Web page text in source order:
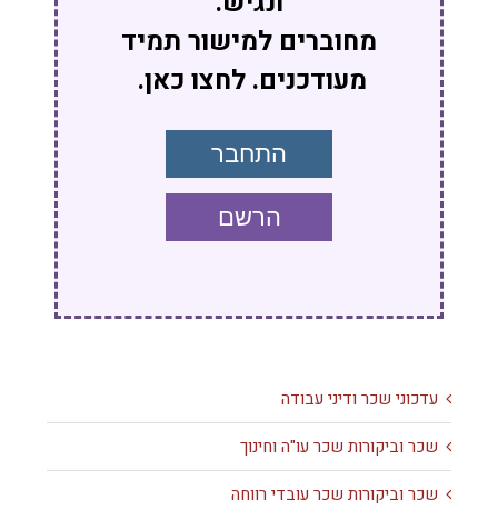
מחוברים למישור תמיד
מעודכנים. לחצו כאן.
התחבר
הרשם
עדכוני שכר ודיני עבודה
שכר וביקורות שכר עו"ה וחינוך
שכר וביקורות שכר עובדי רווחה